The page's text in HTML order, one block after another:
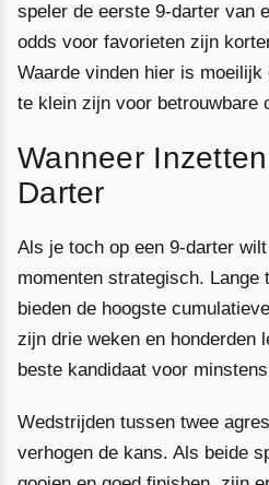
speler de eerste 9-darter van
odds voor favorieten zijn
Waarde vinden hier is
te klein zijn voor betrouwbare
Wanneer
Darter
Als je toch op een 9-darter
momenten strategisch. Lange
bieden de hoogste
zijn drie weken en honderden
beste kandidaat voor
Wedstrijden tussen twee
verhogen de kans. Als beide